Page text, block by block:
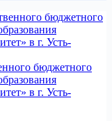
бюджетного
в г. Усть-